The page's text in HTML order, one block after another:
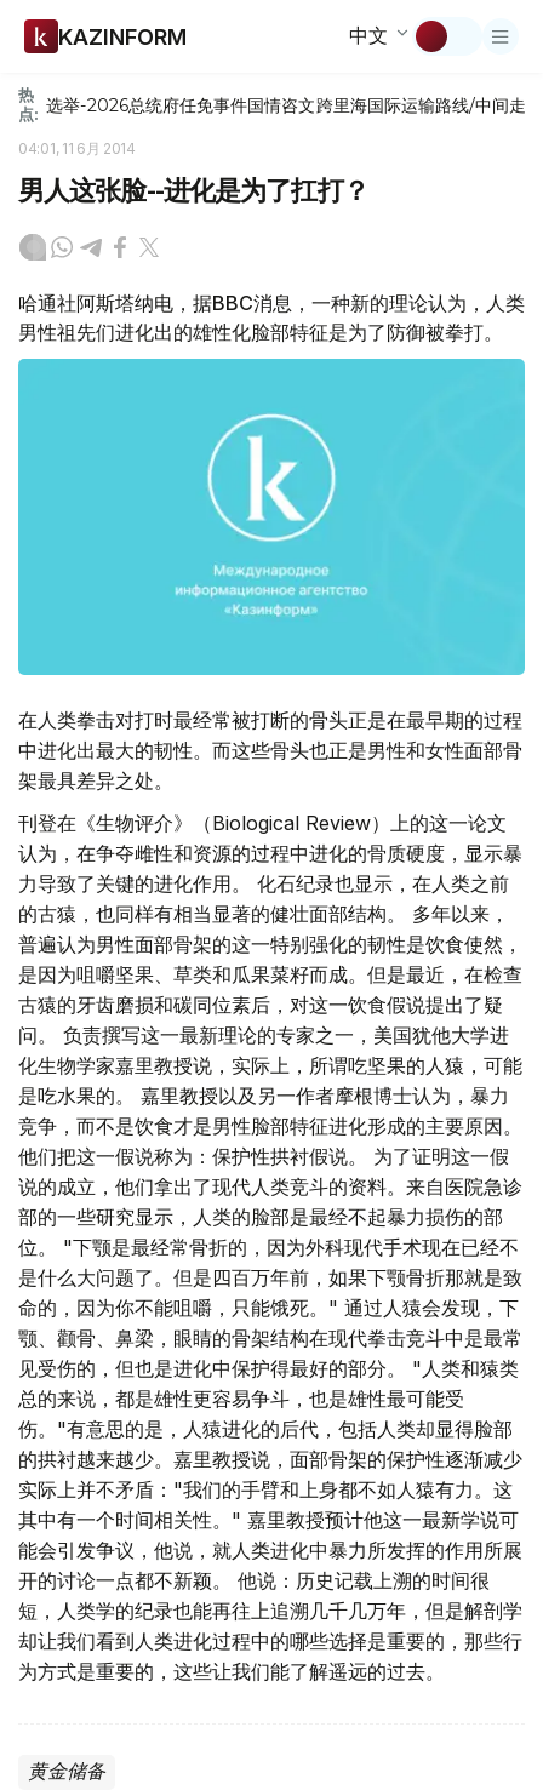
KAZINFORM 中文
热
点: 选举-2026总统府任免事件国情咨文跨里海国际运输路线/中间走廊
04:01, 11 6月 2014
男人这张脸--进化是为了扛打？
哈通社阿斯塔纳电，据BBC消息，一种新的理论认为，人类
男性祖先们进化出的雄性化脸部特征是为了防御被拳打。
在人类拳击对打时最经常被打断的骨头正是在最早期的过程
中进化出最大的韧性。而这些骨头也正是男性和女性面部骨
架最具差异之处。
刊登在《生物评介》（Biological Review）上的这一论文
认为，在争夺雌性和资源的过程中进化的骨质硬度，显示暴
力导致了关键的进化作用。 化石纪录也显示，在人类之前
的古猿，也同样有相当显著的健壮面部结构。 多年以来，
普遍认为男性面部骨架的这一特别强化的韧性是饮食使然，
是因为咀嚼坚果、草类和瓜果菜籽而成。但是最近，在检查
古猿的牙齿磨损和碳同位素后，对这一饮食假说提出了疑
问。 负责撰写这一最新理论的专家之一，美国犹他大学进
化生物学家嘉里教授说，实际上，所谓吃坚果的人猿，可能
是吃水果的。 嘉里教授以及另一作者摩根博士认为，暴力
竞争，而不是饮食才是男性脸部特征进化形成的主要原因。
他们把这一假说称为：保护性拱衬假说。 为了证明这一假
说的成立，他们拿出了现代人类竞斗的资料。来自医院急诊
部的一些研究显示，人类的脸部是最经不起暴力损伤的部
位。 "下颚是最经常骨折的，因为外科现代手术现在已经不
是什么大问题了。但是四百万年前，如果下颚骨折那就是致
命的，因为你不能咀嚼，只能饿死。" 通过人猿会发现，下
颚、颧骨、鼻梁，眼睛的骨架结构在现代拳击竞斗中是最常
见受伤的，但也是进化中保护得最好的部分。 "人类和猿类
总的来说，都是雄性更容易争斗，也是雄性最可能受
伤。"有意思的是，人猿进化的后代，包括人类却显得脸部
的拱衬越来越少。嘉里教授说，面部骨架的保护性逐渐减少
实际上并不矛盾："我们的手臂和上身都不如人猿有力。这
其中有一个时间相关性。" 嘉里教授预计他这一最新学说可
能会引发争议，他说，就人类进化中暴力所发挥的作用所展
开的讨论一点都不新颖。 他说：历史记载上溯的时间很
短，人类学的纪录也能再往上追溯几千几万年，但是解剖学
却让我们看到人类进化过程中的哪些选择是重要的，那些行
为方式是重要的，这些让我们能了解遥远的过去。
黄金储备